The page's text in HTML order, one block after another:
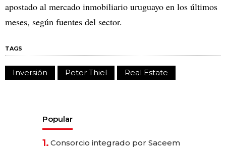
apostado al mercado inmobiliario uruguayo en los últimos
meses, según fuentes del sector.
TAGS
Inversión Peter Thiel Real Estate
Popular
1. Consorcio integrado por Saceem